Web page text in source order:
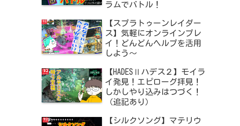
ラムでバトル！
【スプラトゥーンレイダー
ス】気軽にオンラインプレ
イ！どんどんヘルプを活用
しよう～
【HADESⅡハデス２】モイラ
イ発見！エピローグ拝見！
しかしやり込みはつづく！
（追記あり）
【シルクソング】マテリウ